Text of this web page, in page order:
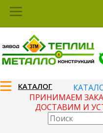
КАТАЛОГ
ПРИНИМАЕМ
ДОСТАВИМ И